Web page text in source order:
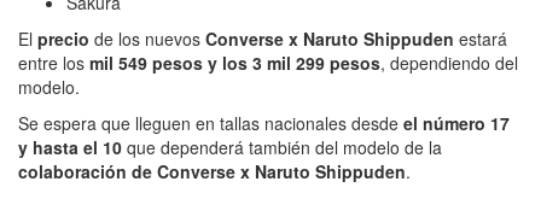
El precio de los nuevos Converse x Naruto Shippuden estará
entre los mil 549 pesos y los 3 mil 299 pesos, dependiendo del
modelo.
Se espera que lleguen en tallas nacionales desde el número 17
y hasta el 10 que dependerá también del modelo de la
colaboración de Converse x Naruto Shippuden.